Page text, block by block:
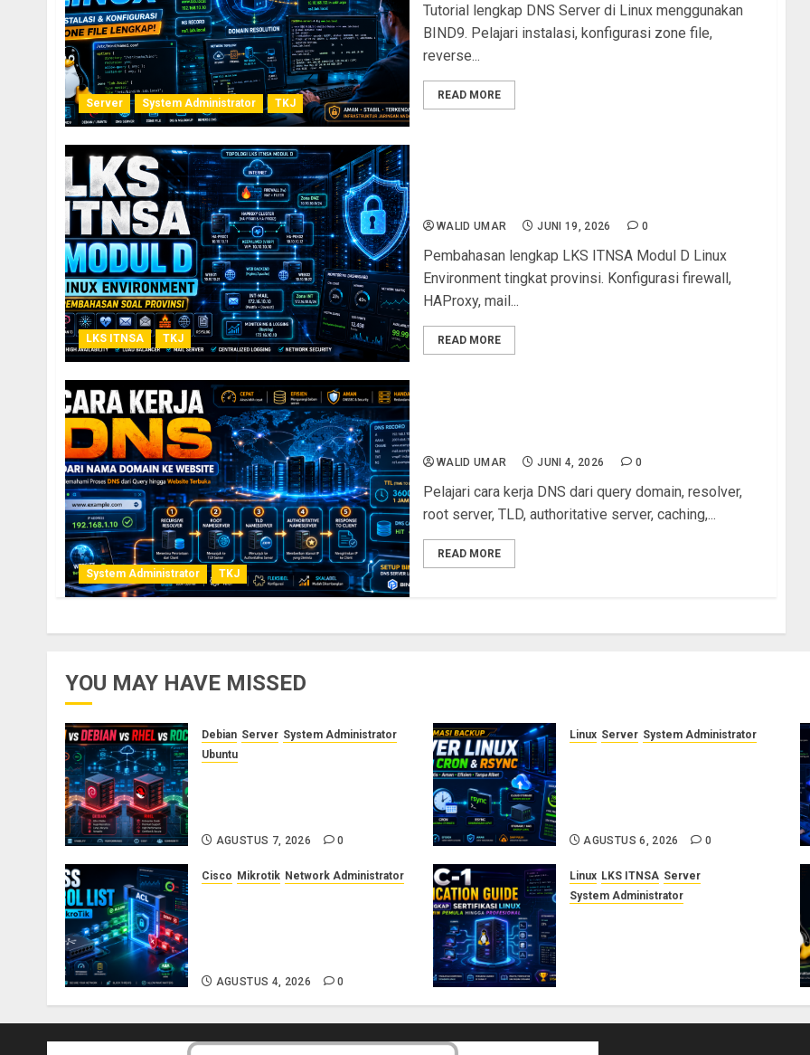
Server System Administrator TKJ
Tutorial lengkap DNS Server di Linux menggunakan
BIND9. Pelajari instalasi, konfigurasi zone file,
reverse...
READ MORE
LKS ITNSA TKJ
WALID UMAR JUNI 19, 2026 0
Pembahasan lengkap LKS ITNSA Modul D Linux
Environment tingkat provinsi. Konfigurasi firewall,
HAProxy, mail...
READ MORE
System Administrator TKJ
WALID UMAR JUNI 4, 2026 0
Pelajari cara kerja DNS dari query domain, resolver,
root server, TLD, authoritative server, caching,...
READ MORE
YOU MAY HAVE MISSED
Debian Server System Administrator
Ubuntu
AGUSTUS 7, 2026 0
Linux Server System Administrator
AGUSTUS 6, 2026 0
Cisco Mikrotik Network Administrator
AGUSTUS 4, 2026 0
Linux LKS ITNSA Server
System Administrator